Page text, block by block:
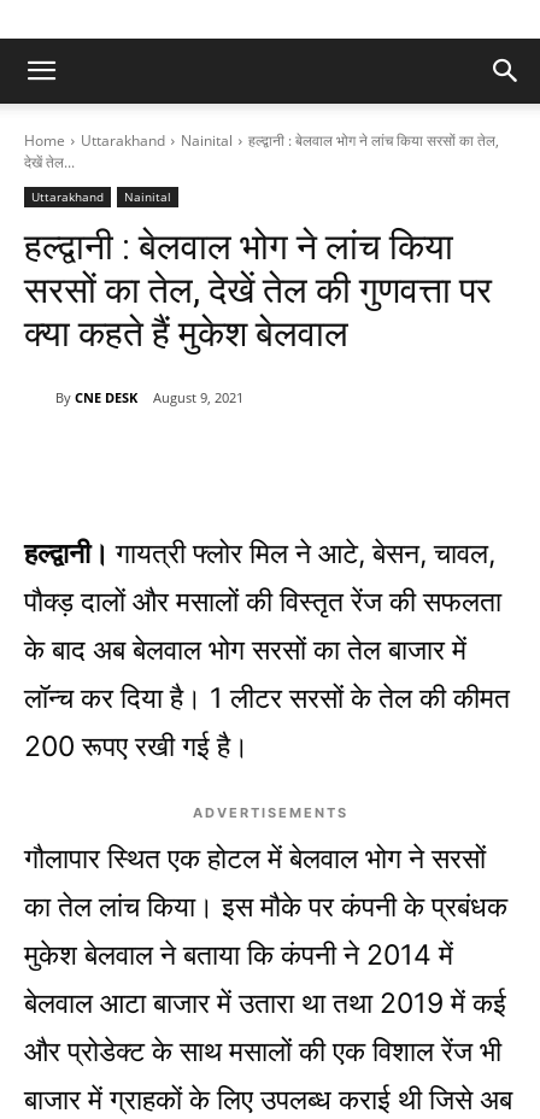
Home Uttarakhand Nainital
हल्द्वानी : बेलवाल भोग ने लांच किया सरसों का तेल,
देखें तेल...
Uttarakhand Nainital
हल्द्वानी : बेलवाल भोग ने लांच किया
सरसों का तेल, देखें तेल की गुणवत्ता पर
क्या कहते हैं मुकेश बेलवाल
By CNE DESK August 9, 2021
हल्द्वानी।गायत्री फ्लोर मिल ने आटे, बेसन, चावल,
पौक्ड़ दालों और मसालों की विस्तृत रेंज की सफलता
के बाद अब बेलवाल भोग सरसों का तेल बाजार में
लॉन्च कर दिया है। 1 लीटर सरसों के तेल की कीमत
200 रूपए रखी गई है।
ADVERTISEMENTS
गौलापार स्थित एक होटल में बेलवाल भोग ने सरसों
का तेल लांच किया। इस मौके पर कंपनी के प्रबंधक
मुकेश बेलवाल ने बताया कि कंपनी ने 2014 में
बेलवाल आटा बाजार में उतारा था तथा 2019 में कई
और प्रोडेक्ट के साथ मसालों की एक विशाल रेंज भी
बाजार में ग्राहकों के लिए उपलब्ध कराई थी जिसे अब